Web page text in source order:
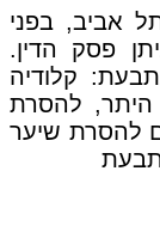
אביב, בפני
גד מינא. ביום 17.05.23 ניתן פסק הדין.
קלודיה
להסרת
להסרת שיער